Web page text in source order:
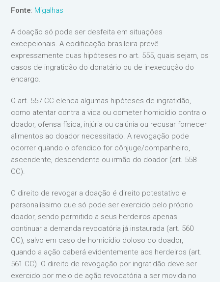
Fonte: Migalhas
A doação só pode ser desfeita em situações
excepcionais. A codificação brasileira prevê
expressamente duas hipóteses no art. 555, quais sejam, os
casos de ingratidão do donatário ou de inexecução do
encargo.
O art. 557 CC elenca algumas hipóteses de ingratidão,
como atentar contra a vida ou cometer homicídio contra o
doador, ofensa física, injúria ou calúnia ou recusar fornecer
alimentos ao doador necessitado. A revogação pode
ocorrer quando o ofendido for cônjuge/companheiro,
ascendente, descendente ou irmão do doador (art. 558
CC).
O direito de revogar a doação é direito potestativo e
personalíssimo que só pode ser exercido pelo próprio
doador, sendo permitido a seus herdeiros apenas
continuar a demanda revocatória já instaurada (art. 560
CC), salvo em caso de homicídio doloso do doador,
quando a ação caberá evidentemente aos herdeiros (art.
561 CC). O direito de revogação por ingratidão deve ser
exercido por meio de ação revocatória a ser movida no